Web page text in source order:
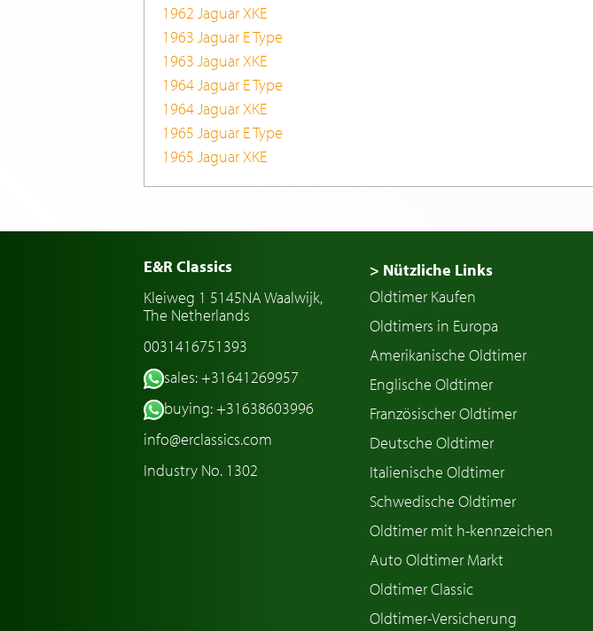
1962 Jaguar XKE
1963 Jaguar E Type
1963 Jaguar XKE
1964 Jaguar E Type
1964 Jaguar XKE
1965 Jaguar E Type
1965 Jaguar XKE
E&R Classics
Kleiweg 1 5145NA Waalwijk,
The Netherlands
0031416751393
sales: +31641269957
buying: +31638603996
info@erclassics.com
Industry No. 1302
> Nützliche Links
Oldtimer Kaufen
Oldtimers in Europa
Amerikanische Oldtimer
Englische Oldtimer
Französischer Oldtimer
Deutsche Oldtimer
Italienische Oldtimer
Schwedische Oldtimer
Oldtimer mit h-kennzeichen
Auto Oldtimer Markt
Oldtimer Classic
Oldtimer-Versicherung